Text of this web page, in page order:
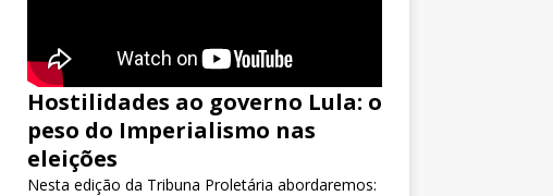
Hostilidades ao governo Lula: o
peso do Imperialismo nas
eleições
Nesta edição da Tribuna Proletária abordaremos: